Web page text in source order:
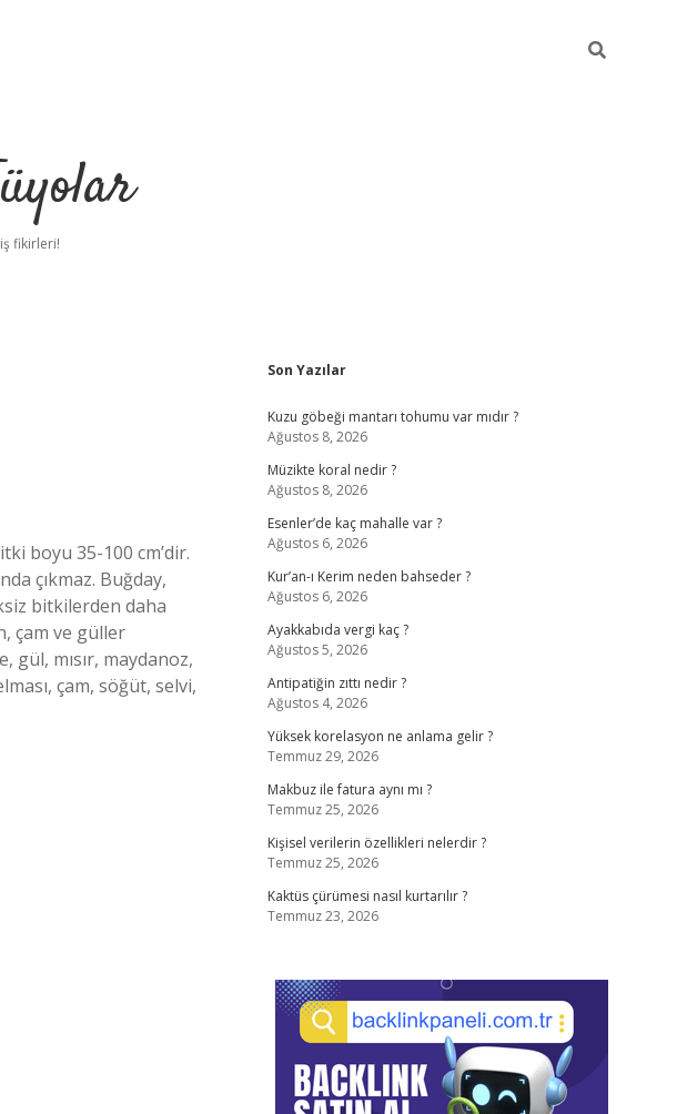
fikirleri!
boyu 35-100 cm’dir.
çıkmaz. Buğday,
bitkilerden daha
çam ve güller
mısır, maydanoz,
çam, söğüt, selvi,
Sidebar
Son Yazılar
Kuzu göbeği mantarı tohumu var mıdır ?
Ağustos 8, 2026
Müzikte koral nedir ?
Ağustos 8, 2026
Esenler’de kaç mahalle var ?
Ağustos 6, 2026
Kur’an-ı Kerim neden bahseder ?
Ağustos 6, 2026
Ayakkabıda vergi kaç ?
Ağustos 5, 2026
Antipatiğin zıttı nedir ?
Ağustos 4, 2026
Yüksek korelasyon ne anlama gelir ?
Temmuz 29, 2026
Makbuz ile fatura aynı mı ?
Temmuz 25, 2026
Kişisel verilerin özellikleri nelerdir ?
Temmuz 25, 2026
Kaktüs çürümesi nasıl kurtarılır ?
Temmuz 23, 2026
hiltonbetilbet giriş yap